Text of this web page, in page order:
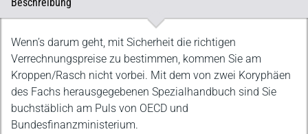
Beschreibung
Wenn’s darum geht, mit Sicherheit die richtigen
Verrechnungspreise zu bestimmen, kommen Sie am
Kroppen/Rasch nicht vorbei. Mit dem von zwei Koryphäen
des Fachs herausgegebenen Spezialhandbuch sind Sie
buchstäblich am Puls von OECD und
Bundesfinanzministerium.